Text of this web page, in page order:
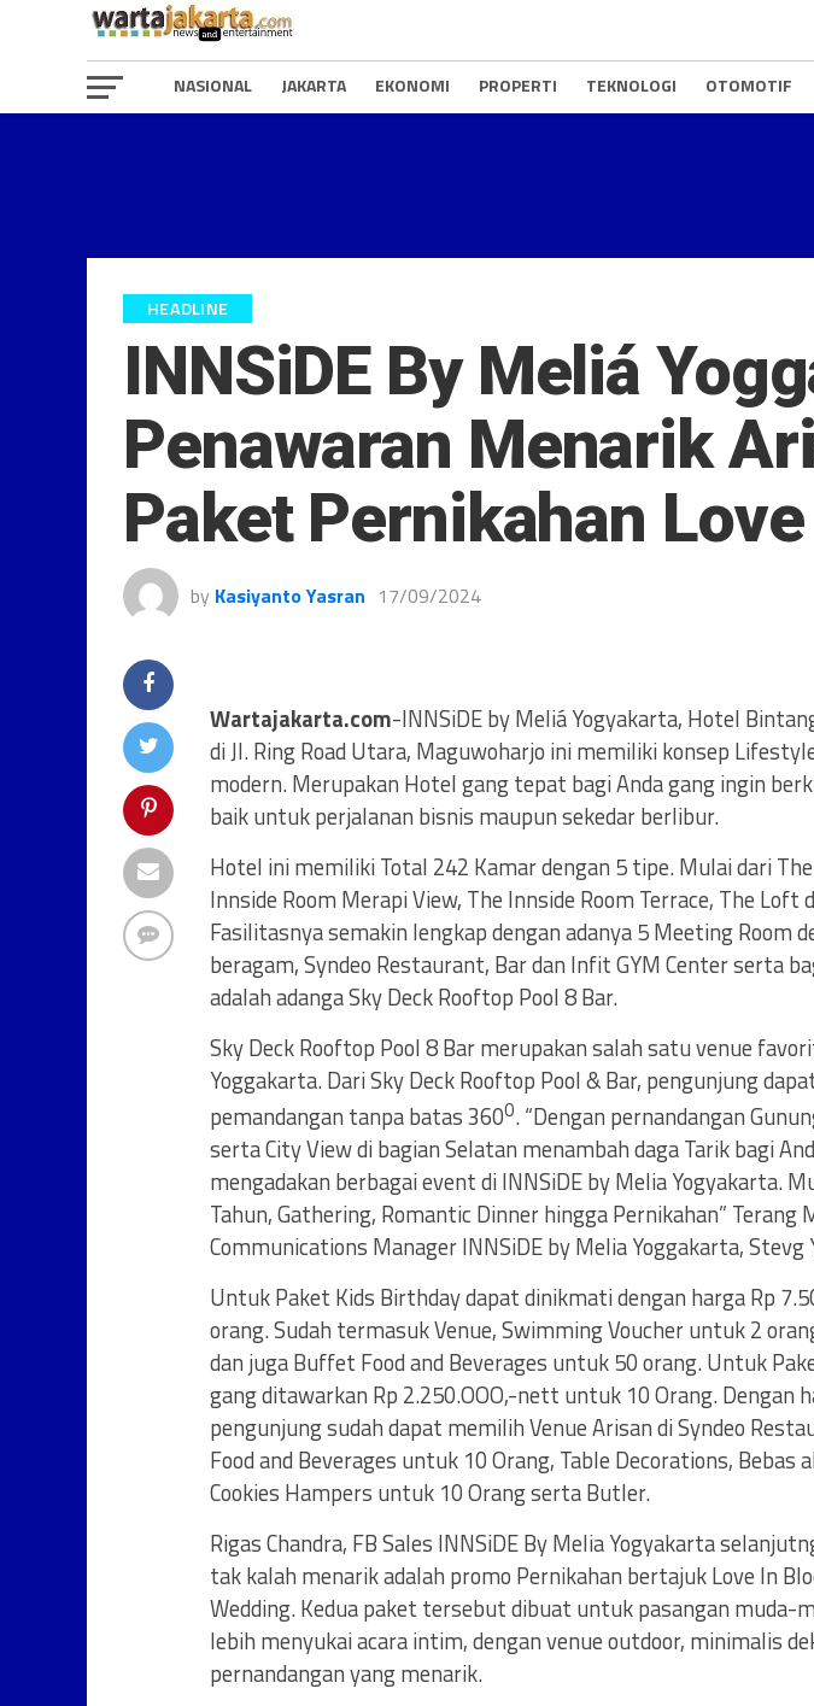
NASIONAL JAKARTA EKONOMI PROPERTI TEKNOLOGI OTOMOTIF
HEADLINE
INNSiDE By Meliá
Penawaran Menarik
Paket Pernikahan
by Kasiyanto Yasran 17/09/2024
Wartajakarta.com-INNSiDE by Meliá Yogyakarta, Hotel
di Jl. Ring Road Utara, Maguwoharjo ini memiliki konsep
modern. Merupakan Hotel gang tepat bagi Anda gang ingin
baik untuk perjalanan bisnis maupun sekedar berlibur.
Hotel ini memiliki Total 242 Kamar dengan 5 tipe. Mulai dari
Innside Room Merapi View, The Innside Room Terrace, The Loft
Fasilitasnya semakin lengkap dengan adanya 5 Meeting Room
beragam, Syndeo Restaurant, Bar dan Infit GYM Center serta
adalah adanga Sky Deck Rooftop Pool 8 Bar.
Sky Deck Rooftop Pool 8 Bar merupakan salah satu venue
Yoggakarta. Dari Sky Deck Rooftop Pool & Bar, pengunjung
pemandangan tanpa batas 3600. “Dengan pernandangan
serta City View di bagian Selatan menambah daga Tarik bagi
mengadakan berbagai event di INNSiDE by Melia Yogyakarta.
Tahun, Gathering, Romantic Dinner hingga Pernikahan” Terang
Communications Manager INNSiDE by Melia Yoggakarta, Stevg
Untuk Paket Kids Birthday dapat dinikmati dengan harga Rp
orang. Sudah termasuk Venue, Swimming Voucher untuk 2
dan juga Buffet Food and Beverages untuk 50 orang. Untuk
gang ditawarkan Rp 2.250.OOO,-nett untuk 10 Orang. Dengan
pengunjung sudah dapat memilih Venue Arisan di Syndeo
Food and Beverages untuk 10 Orang, Table Decorations, Bebas
Cookies Hampers untuk 10 Orang serta Butler.
Rigas Chandra, FB Sales INNSiDE By Melia Yogyakarta
tak kalah menarik adalah promo Pernikahan bertajuk Love In
Wedding. Kedua paket tersebut dibuat untuk pasangan muda-
lebih menyukai acara intim, dengan venue outdoor, minimalis
pernandangan yang menarik.